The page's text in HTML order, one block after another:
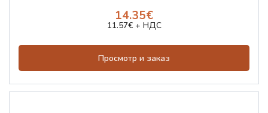
14.35€
11.57€ + НДС
Просмотр и заказ